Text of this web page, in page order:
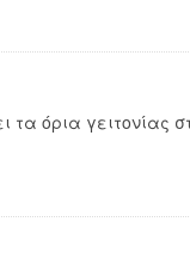
όρια γειτονίας